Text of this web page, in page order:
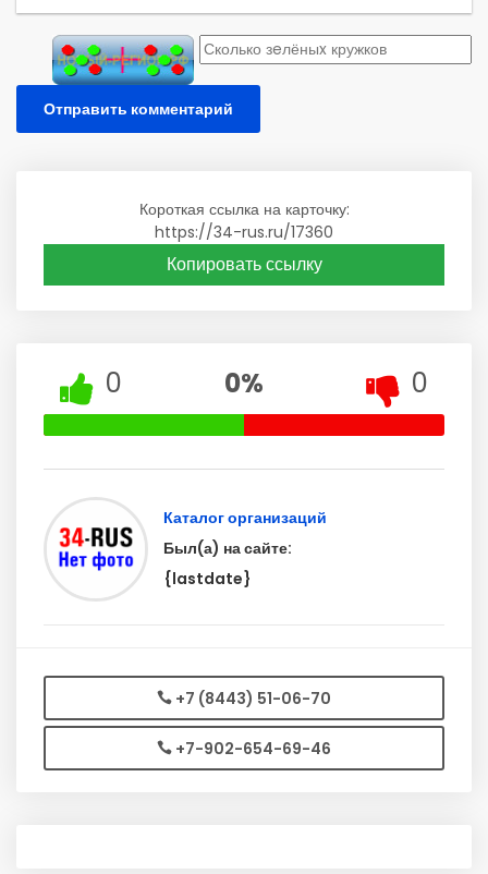
Отправить комментарий
Короткая ссылка на карточку:
https://34-rus.ru/17360
Копировать ссылку
0 0% 0
Каталог организаций
Был(а) на сайте:
{lastdate}
+7 (8443) 51-06-70
+7-902-654-69-46